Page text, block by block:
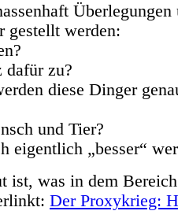
gestellt werden:
dafür zu?
diese Dinger
und Tier?
eigentlich „besser“
ist, was in dem
Der Proxykrieg: